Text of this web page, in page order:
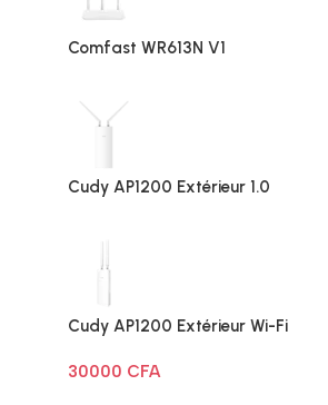
Comfast WR613N V1
Cudy AP1200 Extérieur 1.0
Cudy AP1200 Extérieur Wi-Fi
30000 CFA